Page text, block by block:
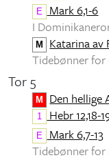
E
Mark 6,1-6
I
M Katarina av
Tidebønner for
Tor 5
M Den hellige
1 Hebr 12,18-
E
Mark 6,7-13
Tidebønner for